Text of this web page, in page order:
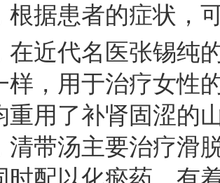
根据患者的症状，
在近代名医张锡纯
样，用于治疗女性
重用了补肾固涩的
清带汤主要治疗滑